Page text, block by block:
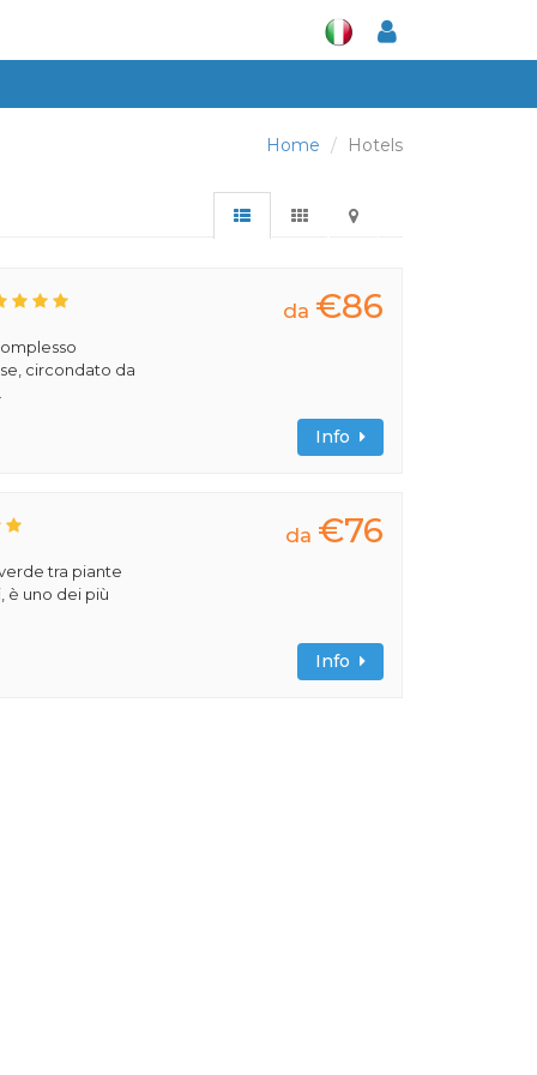
Home Hotels
circondato da
da €86
Info
tra piante
è uno dei più
da €76
Info